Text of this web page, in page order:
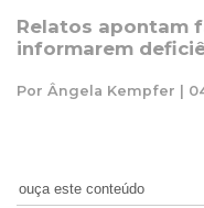
Relatos apontam
informarem
Por Ângela Kempfer |
ouça este conteúdo